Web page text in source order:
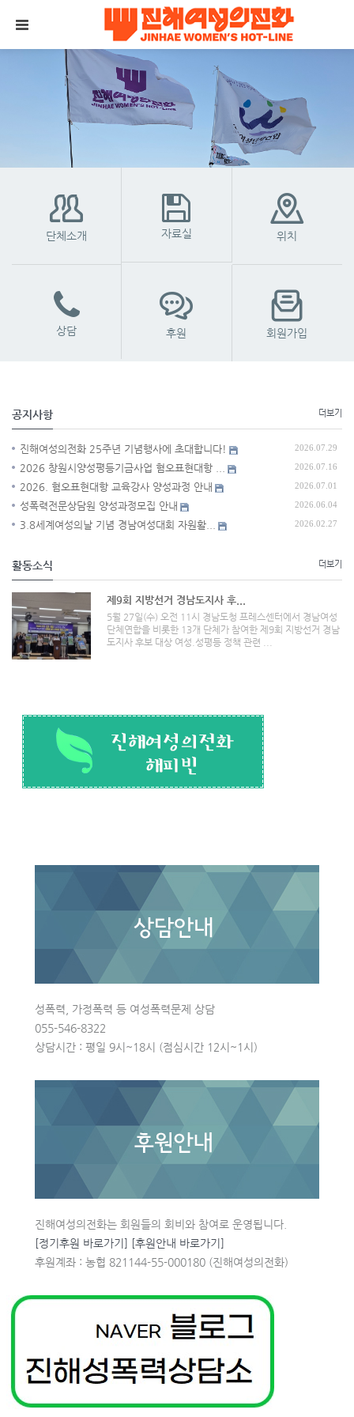
메뉴 건너뛰기
단체소개 자료실 위치
상담 후원 회원가입
공지사항 더보기
진해여성의전화 25주년 기념행사에 초대합니다! 2026.07.29
2026 창원시양성평등기금사업 혐오표현대항 ... 2026.07.16
2026. 혐오표현대항 교육강사 양성과정 안내 2026.07.01
성폭력전문상담원 양성과정모집 안내 2026.06.04
3.8세계여성의날 기념 경남여성대회 자원활... 2026.02.27
활동소식 더보기
제9회 지방선거 경남도지사 후...
5월 27일(수) 오전 11시 경남도청 프레스센터에서 경남여성
단체연합을 비롯한 13개 단체가 참여한 제9회 지방선거 경남
도지사 후보 대상 여성.성평등 정책 관련 ...
성폭력, 가정폭력 등 여성폭력문제 상담
055-546-8322
상담시간 : 평일 9시~18시 (점심시간 12시~1시)
진해여성의전화는 회원들의 회비와 참여로 운영됩니다.
[정기후원 바로가기] [후원안내 바로가기]
후원계좌 : 농협 821144-55-000180 (진해여성의전화)